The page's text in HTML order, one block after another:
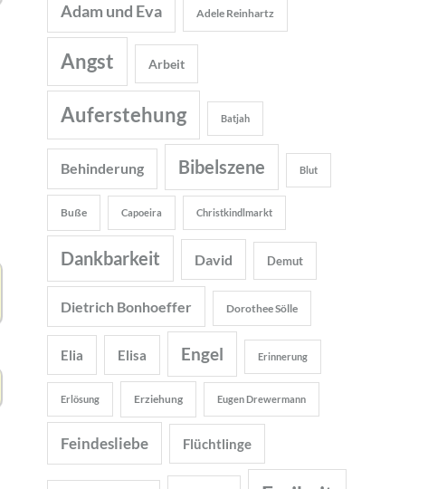
Adam und Eva Adele Reinhartz
Angst Arbeit
Auferstehung Batjah
Behinderung Bibelszene Blut
Buße Capoeira Christkindlmarkt
Dankbarkeit David Demut
Dietrich Bonhoeffer Dorothee Sölle
Elia Elisa Engel Erinnerung
Erlösung Erziehung Eugen Drewermann
Feindesliebe Flüchtlinge